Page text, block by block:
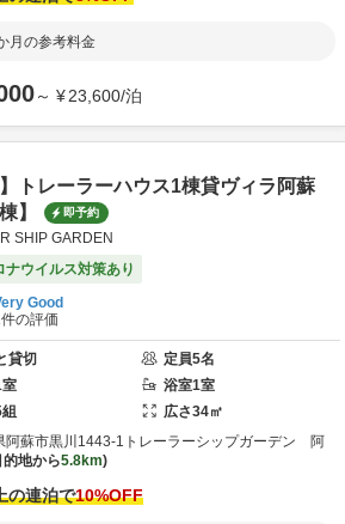
月の参考料金
～ ¥23,600/泊
】トレーラーハウス1棟貸ヴィラ阿蘇
】
即予約
SHIP GARDEN
ナウイルス対策あり
Good
件の評価
貸切 定員5名
室 浴室1室
組 広さ34㎡
阿蘇市黒川1443-1 トレーラーシップガーデン 阿
的地から5.8km
の連泊で10%OFF